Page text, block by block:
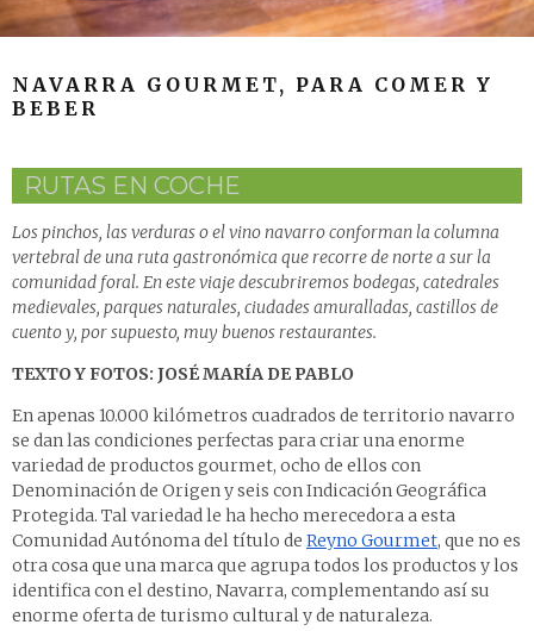
NAVARRA GOURMET, PARA COMER Y
BEBER
RUTAS EN COCHE
Los pinchos, las verduras o el vino navarro conforman la columna
vertebral de una ruta gastronómica que recorre de norte a sur la
comunidad foral. En este viaje descubriremos bodegas, catedrales
medievales, parques naturales, ciudades amuralladas, castillos de
cuento y, por supuesto, muy buenos restaurantes.
TEXTO Y FOTOS: JOSÉ MARÍA DE PABLO
En apenas 10.000 kilómetros cuadrados de territorio navarro
se dan las condiciones perfectas para criar una enorme
variedad de productos gourmet, ocho de ellos con
Denominación de Origen y seis con Indicación Geográfica
Protegida. Tal variedad le ha hecho merecedora a esta
Comunidad Autónoma del título de Reyno Gourmet, que no es
otra cosa que una marca que agrupa todos los productos y los
identifica con el destino, Navarra, complementando así su
enorme oferta de turismo cultural y de naturaleza.